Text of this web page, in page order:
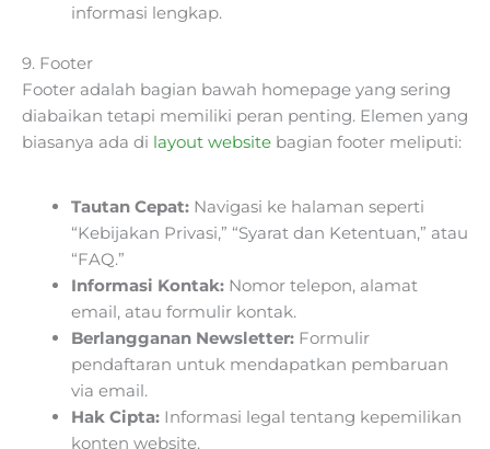
informasi lengkap.
9. Footer
Footer adalah bagian bawah homepage yang sering
diabaikan tetapi memiliki peran penting. Elemen yang
biasanya ada di layout website bagian footer meliputi:
Tautan Cepat: Navigasi ke halaman seperti
“Kebijakan Privasi,” “Syarat dan Ketentuan,” atau
“FAQ.”
Informasi Kontak: Nomor telepon, alamat
email, atau formulir kontak.
Berlangganan Newsletter: Formulir
pendaftaran untuk mendapatkan pembaruan
via email.
Hak Cipta: Informasi legal tentang kepemilikan
konten website.